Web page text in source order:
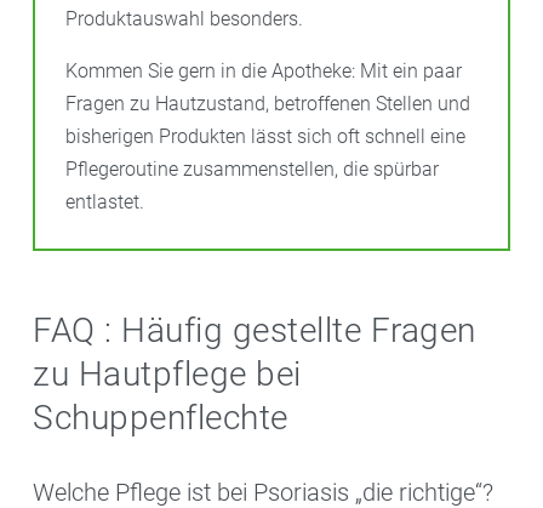
Produktauswahl besonders.
Kommen Sie gern in die Apotheke: Mit ein paar
Fragen zu Hautzustand, betroffenen Stellen und
bisherigen Produkten lässt sich oft schnell eine
Pflegeroutine zusammenstellen, die spürbar
entlastet.
FAQ : Häufig gestellte Fragen
zu Hautpflege bei
Schuppenflechte
Welche Pflege ist bei Psoriasis „die richtige“?